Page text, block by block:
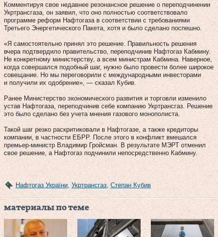
Комментируя свое недавнее резонансное решение о переподчинении
Укртрансгаза, он заявил, что оно полностью соответствовало
программе реформ Нафтогаза в соответствии с требованиями
Третьего Энергетического Пакета, хотя и было сделано поспешно.
«Я самостоятельно принял это решение. Правильность решения
вчера подтвердило правительство, переподчинив Нафтогаз Кабмину.
Не конкретному министерству, а всем министрам Кабмина. Наверное,
когда совершался подобный шаг, нужно было провести более широкое
совещание. Но мы переговорили с международными инвесторами
и получили их одобрение», — сказал Кубив.
Ранее Министерство экономического развития и торговли изменило
устав Нафтогаза, переподчинив себе компанию Укртрансгаз. Решение
это было сделано без учета мнения газового монополиста.
Такой шаг резко раскритиковали в Нафтогазе, а также кредиторы
компании, в частности ЕБРР. После этого в конфликт вмешался
премьер-министр Владимир Гройсман. В результате МЭРТ отменил
свое решение, а Нафтогаз подчинили непосредственно Кабмину.
Нафтогаз України Укртрансгаз Степан Кубив
материалы по теме